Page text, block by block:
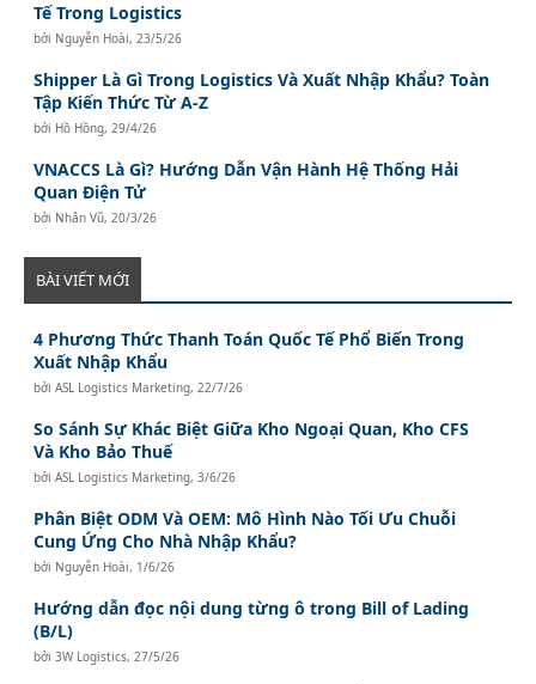
Tế Trong Logistics
bởi Nguyễn Hoài, 23/5/26
Shipper Là Gì Trong Logistics Và Xuất Nhập Khẩu? Toàn
Tập Kiến Thức Từ A-Z
bởi Hồ Hồng, 29/4/26
VNACCS Là Gì? Hướng Dẫn Vận Hành Hệ Thống Hải
Quan Điện Tử
bởi Nhân Vũ, 20/3/26
BÀI VIẾT MỚI
4 Phương Thức Thanh Toán Quốc Tế Phổ Biến Trong
Xuất Nhập Khẩu
bởiASL Logistics Marketing, 22/7/26
So Sánh Sự Khác Biệt Giữa Kho Ngoại Quan, Kho CFS
Và Kho Bảo Thuế
bởiASL Logistics Marketing,3/6/26
Phân Biệt ODM Và OEM: Mô Hình Nào Tối Ưu Chuỗi
Cung Ứng Cho Nhà Nhập Khẩu?
bởi Nguyễn Hoài, 1/6/26
Hướng dẫn đọc nội dung từng ô trong Bill of Lading
(B/L)
bởi3W Logistics, 27/5/26